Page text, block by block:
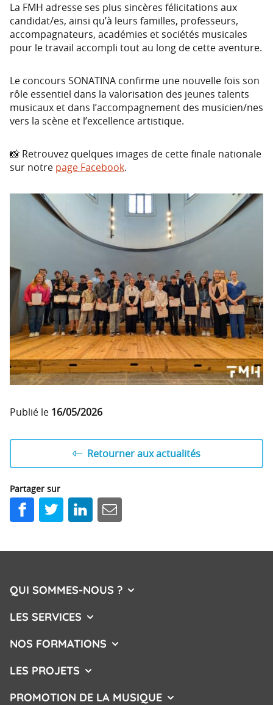
La FMH adresse ses plus sincères félicitations aux
candidat/es, ainsi qu’à leurs familles, professeurs,
accompagnateurs, académies et sociétés musicales
pour le travail accompli tout au long de cette aventure.
Le concours SONATINA confirme une nouvelle fois son
rôle essentiel dans la valorisation des jeunes talents
musicaux et dans l’accompagnement des musicien/nes
vers la scène et l’excellence artistique.
📸 Retrouvez quelques images de cette finale nationale
sur notre page Facebook.
Publié le 16/05/2026
Retourner aux actualités
Partager sur
FacebookTwitterLinkedInE-mail
QUI SOMMES-NOUS ? AFFICHER/MASQUER LE MENU
LES SERVICES AFFICHER/MASQUER LE MENU
NOS FORMATIONS AFFICHER/MASQUER LE MENU
LES PROJETS AFFICHER/MASQUER LE MENU
PROMOTION DE LA MUSIQUE AFFICHER/MASQUER